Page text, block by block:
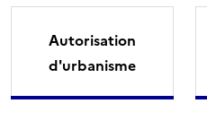
Autorisation
d'urbanisme